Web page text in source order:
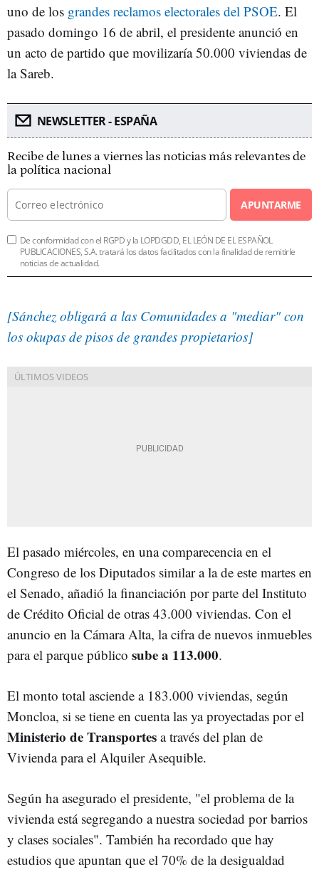
uno de los grandes reclamos electorales del PSOE. El
pasado domingo 16 de abril, el presidente anunció en
un acto de partido que movilizaría 50.000 viviendas de
la Sareb.
NEWSLETTER - ESPAÑA
Recibe de lunes a viernes las noticias más relevantes de
la política nacional
APUNTARME
De conformidad con el RGPD y la LOPDGDD, EL LEÓN DE EL ESPAÑOL
PUBLICACIONES, S.A. tratará los datos facilitados con la finalidad de remitirle
noticias de actualidad.
[Sánchez obligará a las Comunidades a "mediar" con
los okupas de pisos de grandes propietarios]
El pasado miércoles, en una comparecencia en el
Congreso de los Diputados similar a la de este martes en
el Senado, añadió la financiación por parte del Instituto
de Crédito Oficial de otras 43.000 viviendas. Con el
anuncio en la Cámara Alta, la cifra de nuevos inmuebles
para el parque público sube a 113.000.
El monto total asciende a 183.000 viviendas, según
Moncloa, si se tiene en cuenta las ya proyectadas por el
Ministerio de Transportes a través del plan de
Vivienda para el Alquiler Asequible.
Según ha asegurado el presidente, "el problema de la
vivienda está segregando a nuestra sociedad por barrios
y clases sociales". También ha recordado que hay
estudios que apuntan que el 70% de la desigualdad